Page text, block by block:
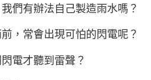
們有辦法自己製造雨水嗎？
，常會出現可怕的閃電呢？
電才聽到雷聲？